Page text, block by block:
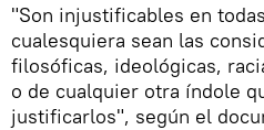
"Son injustificables en
cualesquiera sean las
filosóficas, ideológicas,
o de cualquier otra índole
justificarlos", según el